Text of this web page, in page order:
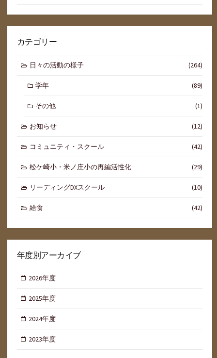
カテゴリー
日々の活動の様子 (264)
学年 (89)
その他 (1)
お知らせ (12)
コミュニティ・スクール (42)
松ケ崎小・米ノ庄小の再編活性化 (29)
リーディングDXスクール (10)
給食 (42)
年度別アーカイブ
2026年度
2025年度
2024年度
2023年度